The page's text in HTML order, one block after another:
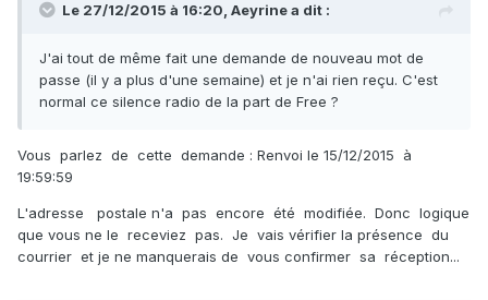
Le 27/12/2015 à 16:20, Aeyrine a dit :
J'ai tout de même fait une demande de nouveau mot de
passe (il y a plus d'une semaine) et je n'ai rien reçu. C'est
normal ce silence radio de la part de Free ?
Vous parlez de cette demande : Renvoi le 15/12/2015 à
19:59:59
L'adresse postale n'a pas encore été modifiée. Donc logique
que vous ne le receviez pas. Je vais vérifier la présence du
courrier et je ne manquerais de vous confirmer sa réception...